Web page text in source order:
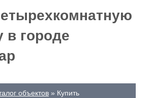
в городе
объектов
Купить